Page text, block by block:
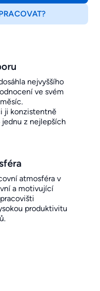
nejvyššího
ve svém
ji konzistentně
z nejlepších
atmosféra v
a motivující
produktivitu